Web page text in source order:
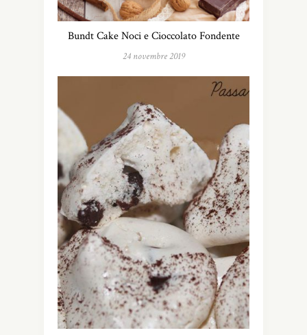
Bundt Cake Noci e Cioccolato Fondente
24 novembre 2019